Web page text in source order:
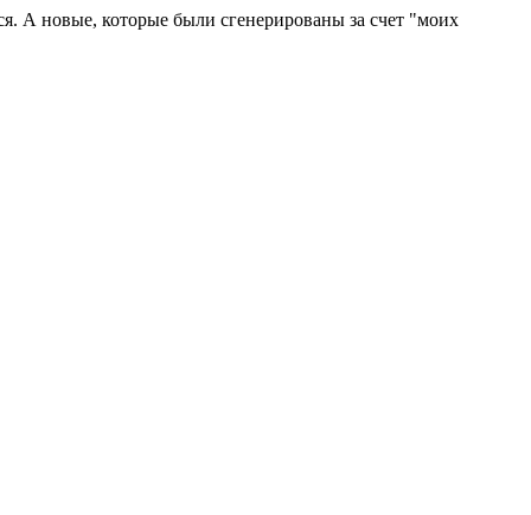
А новые, которые были сгенерированы за счет "моих